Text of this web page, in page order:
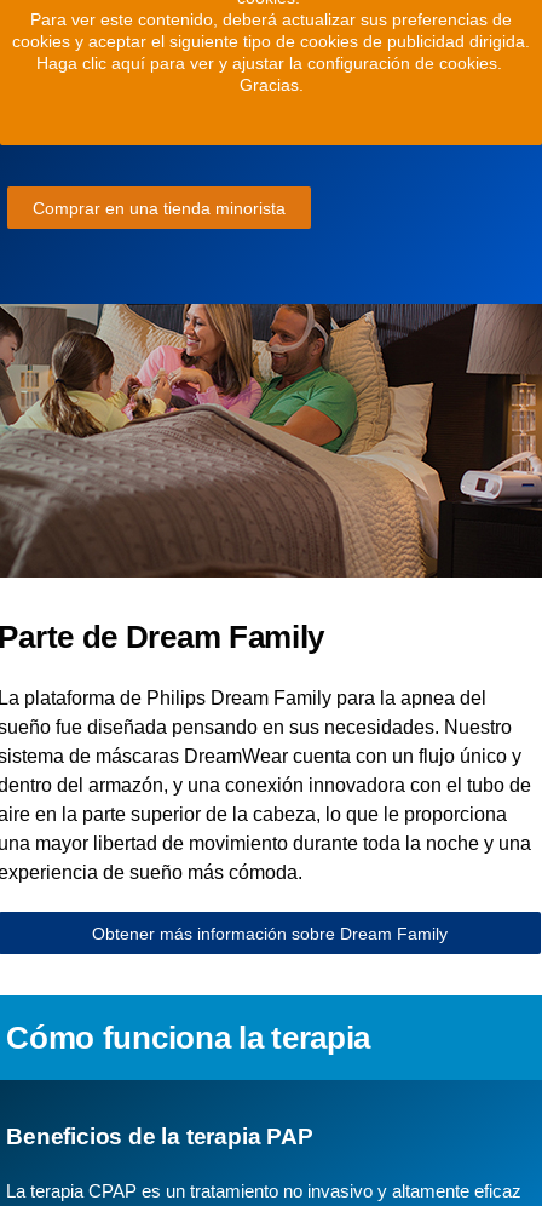
Para ver este contenido, deberá actualizar sus preferencias de
cookies y aceptar el siguiente tipo de cookies de publicidad dirigida.
Haga clic aquí para ver y ajustar la configuración de cookies.
Gracias.
Comprar en una tienda minorista
de Dream Family
plataforma de Philips Dream Family para la apnea del
fue diseñada pensando en sus necesidades. Nuestro
de máscaras DreamWear cuenta con un flujo único y
del armazón, y una conexión innovadora con el tubo de
en la parte superior de la cabeza, lo que le proporciona
mayor libertad de movimiento durante toda la noche y una
de sueño más cómoda.
Obtener más información sobre Dream Family
Cómo funciona la terapia
Beneficios de la terapia PAP
La terapia CPAP es un tratamiento no invasivo y altamente eficaz